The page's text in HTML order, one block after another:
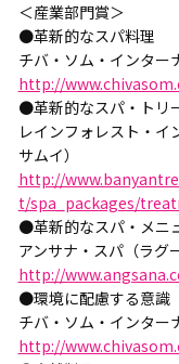
＜産業部門賞＞
●革新的なスパ料理
チバ・ソム・インター
http://
●革新的なスパ・トリ
レインフォレスト・イ
サムイ）
http://
t/spa_packages/
●革新的なスパ・メニ
アンサナ・スパ（ラグ
http://
●環境に配慮する意識
チバ・ソム・インター
http://